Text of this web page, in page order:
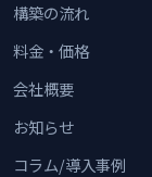
構築の流れ
料金・価格
会社概要
お知らせ
コラム/導入事例